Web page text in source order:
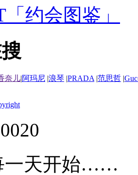
约会图鉴」
奈儿|阿玛尼 |浪琴 |PRADA |范思哲 |
一天开始……